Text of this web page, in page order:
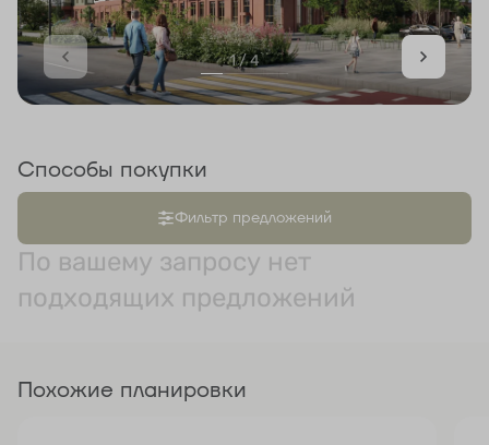
1 / 4
Способы покупки
Фильтр предложений
По вашему запросу нет
подходящих предложений
Похожие планировки